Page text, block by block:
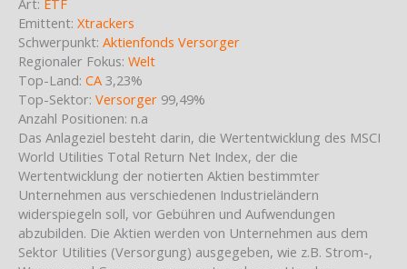
Art: ETF
Emittent: Xtrackers
Schwerpunkt: Aktienfonds Versorger
Regionaler Fokus: Welt
Top-Land: CA 3,23%
Top-Sektor: Versorger 99,49%
Anzahl Positionen: n.a
Das Anlageziel besteht darin, die Wertentwicklung des MSCI
World Utilities Total Return Net Index, der die
Wertentwicklung der notierten Aktien bestimmter
Unternehmen aus verschiedenen Industrieländern
widerspiegeln soll, vor Gebühren und Aufwendungen
abzubilden. Die Aktien werden von Unternehmen aus dem
Sektor Utilities (Versorgung) ausgegeben, wie z.B. Strom-,